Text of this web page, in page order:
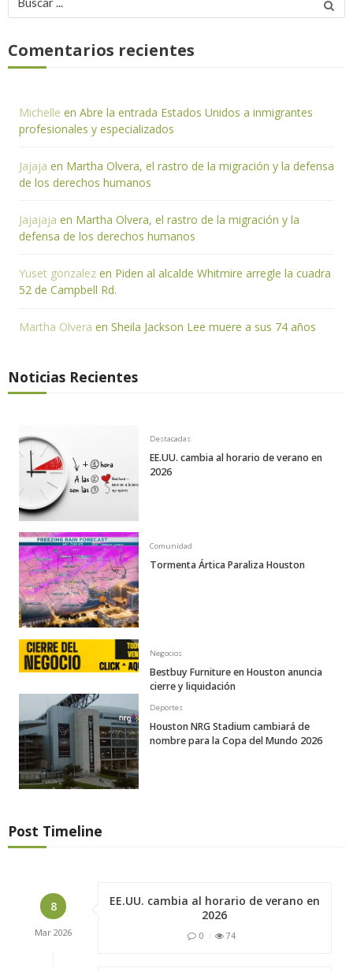
por:
Comentarios recientes
Michelle en Abre la entrada Estados Unidos a inmigrantes
profesionales y especializados
Jajaja en Martha Olvera, el rastro de la migración y la defensa
de los derechos humanos
Jajajaja en Martha Olvera, el rastro de la migración y la
defensa de los derechos humanos
Yuset gonzalez en Piden al alcalde Whitmire arregle la cuadra
52 de Campbell Rd.
Martha Olvera en Sheila Jackson Lee muere a sus 74 años
Noticias Recientes
Destacadas
EE.UU. cambia al horario de verano en
2026
Comunidad
Tormenta Ártica Paraliza Houston
Negocios
Bestbuy Furniture en Houston anuncia
cierre y liquidación
Deportes
Houston NRG Stadium cambiará de
nombre para la Copa del Mundo 2026
Post Timeline
8
Mar 2026
EE.UU. cambia al horario de verano en
2026
0 74